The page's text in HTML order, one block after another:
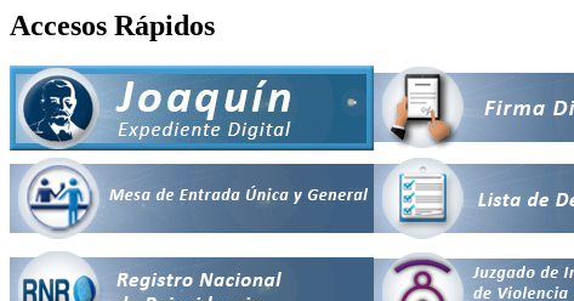
Accesos Rápidos